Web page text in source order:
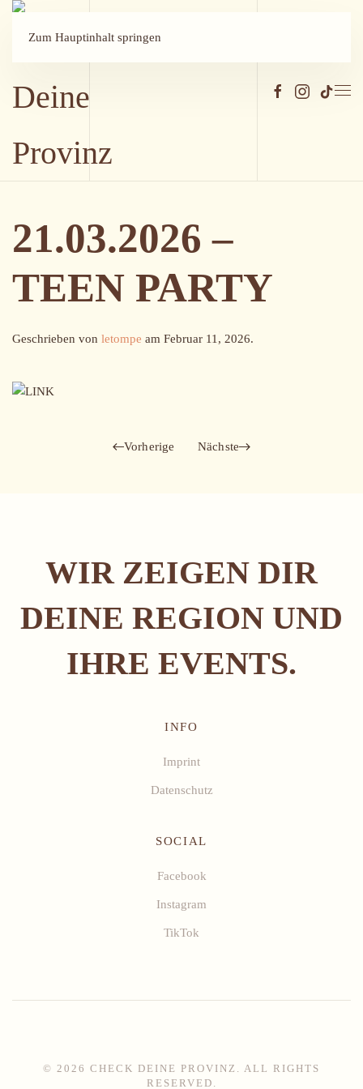
Zum Hauptinhalt springen
21.03.2026 –
TEEN PARTY
Geschrieben von letompe am Februar 11, 2026.
Vorherige Nächste
WIR ZEIGEN DIR
DEINE REGION UND
IHRE EVENTS.
INFO
Imprint
Datenschutz
SOCIAL
Facebook
Instagram
TikTok
© 2026 CHECK DEINE PROVINZ. ALL RIGHTS
RESERVED.